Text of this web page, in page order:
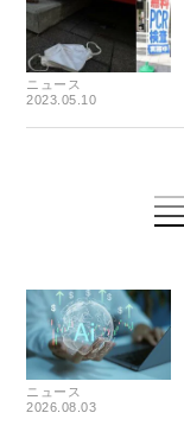
ニュース
2023.05.10
ニュース
2026.08.03